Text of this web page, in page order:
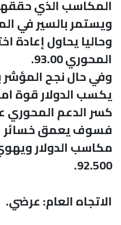
المكاسب الذي
ويستمر بالسير في
وحاليا يحاول إعادة
المحوري 93.00.
وفي حال نجح المؤشر
يكسب الدولار قوة
فسوف يعمق خسائر
مكاسب الدولار
92.500.
الاتجاه العام: عرضي.